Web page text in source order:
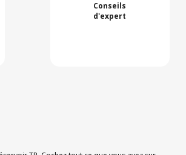
Conseils
d'expert